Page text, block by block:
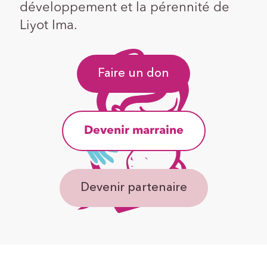
développement et la pérennité de
Liyot Ima.
Faire un don
Devenir marraine
Devenir partenaire